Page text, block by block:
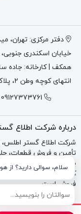
در مدار ایمنی و
Engine Parts
در سیستم‌های
شیر می‌شود. در
ایمنی دستگاه باز
ممکن است باعث
اما فرمان‌های
نام فارسی
دفتر مرکزی: تهران،
انتهای کوچه وطن ۲، پلاک ۴
09127373761
درباره شرکت اطلاع
شرکت اطلاع گستر اطلس،
تأمین و فروش قطعات،
بابکت، تراکتور و بکهو
کیفیت فنی، مشاوره
فروش است.
سلام، سوالی دارید؟ از